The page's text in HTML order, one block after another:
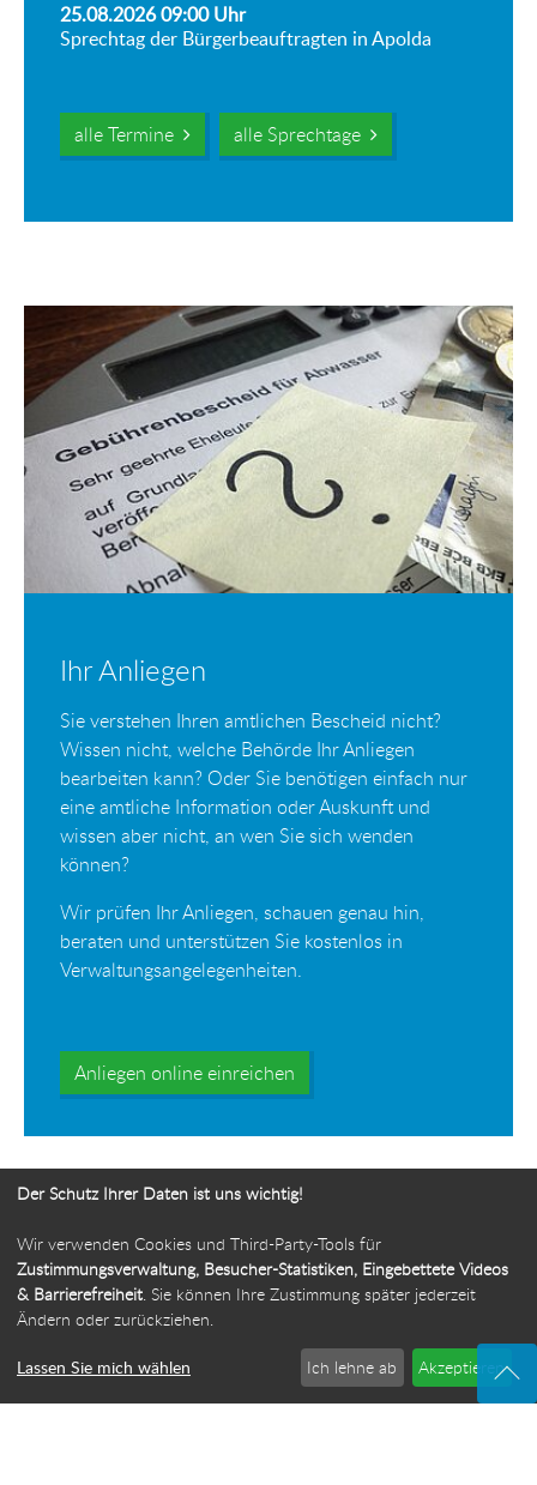
25.08.2026 09:00Uhr
Sprechtag der Bürgerbeauftragten in Apolda
alle Termine alle Sprechtage
Ihr Anliegen
Sie verstehen Ihren amtlichen Bescheid nicht?
Wissen nicht, welche Behörde Ihr Anliegen
bearbeiten kann? Oder Sie benötigen einfach nur
eine amtliche Information oder Auskunft und
wissen aber nicht, an wen Sie sich wenden
können?
Wir prüfen Ihr Anliegen, schauen genau hin,
beraten und unterstützen Sie kostenlos in
Verwaltungsangelegenheiten.
Anliegen online einreichen
Ihr Weg zur Bürgerbeauftragten
© 2026 Die Bürgerbeauftragte des Freistaats Thüringen
Der Schutz Ihrer Daten ist uns wichtig!
Wir verwenden Cookies und Third-Party-Tools für
Zustimmungsverwaltung, Besucher-Statistiken, Eingebettete Videos
& Barrierefreiheit. Sie können Ihre Zustimmung später jederzeit
Ändern oder zurückziehen.
Lassen Sie mich wählen Ich lehne ab Akzeptieren